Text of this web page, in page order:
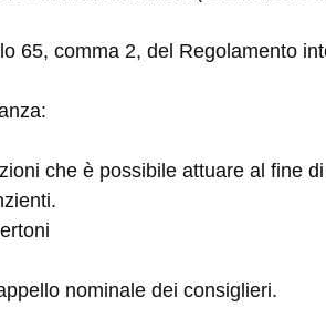
65, comma 2, del Regolamento
che è possibile attuare al fine
nominale dei consiglieri.